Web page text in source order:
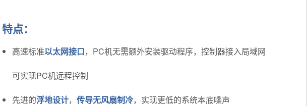
特点：
高速标准以太网接口，PC机无需额外安装驱动程序，控制器接入局域网
可实现PC机远程控制
先进的浮地设计，传导无风扇制冷，实现更低的系统本底噪声